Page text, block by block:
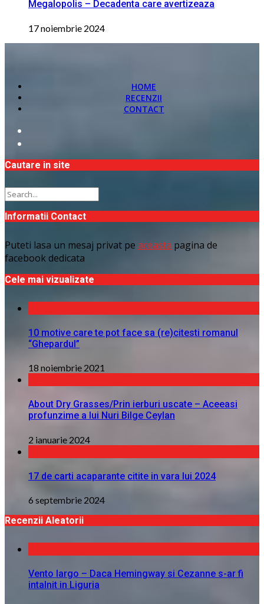
Megalopolis – Decadenta care avertizeaza
17 noiembrie 2024
HOME
RECENZII
CONTACT
Cautare in site
Informatii Contact
Puteti lasa un mesaj privat pe aceasta pagina de
facebook dedicata
Cele mai vizualizate
10 motive care te pot face sa (re)citesti romanul
“Ghepardul”
18 noiembrie 2021
About Dry Grasses/Prin ierburi uscate – Aceeasi
profunzime a lui Nuri Bilge Ceylan
2 ianuarie 2024
17 de carti acaparante citite in vara lui 2024
6 septembrie 2024
Recenzii Aleatorii
Vento largo – Daca Hemingway si Cezanne s-ar fi
intalnit in Liguria